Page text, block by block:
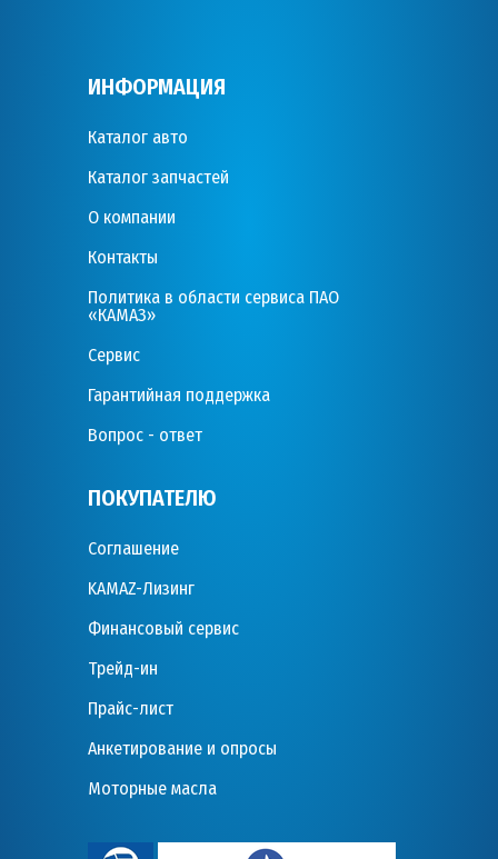
ИНФОРМАЦИЯ
Каталог авто
Каталог запчастей
О компании
Контакты
Политика в области сервиса ПАО
«КАМАЗ»
Сервис
Гарантийная поддержка
Вопрос - ответ
ПОКУПАТЕЛЮ
Соглашение
KAMAZ-Лизинг
Финансовый сервис
Трейд-ин
Прайс-лист
Анкетирование и опросы
Моторные масла